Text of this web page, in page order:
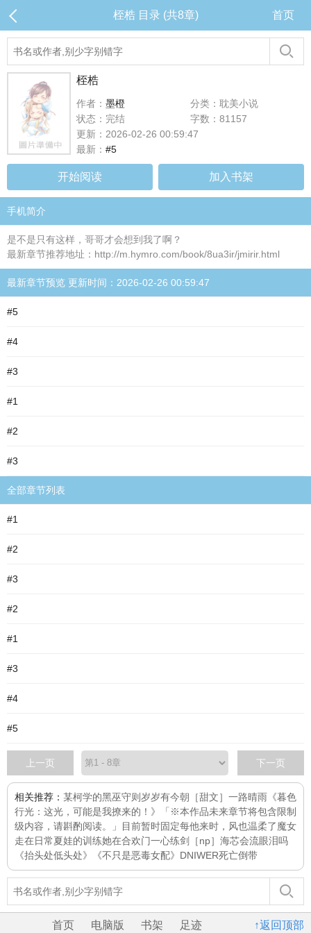
桎梏 目录 (共8章) 首页
桎梏
作者： 墨橙
分类：耽美小说
状态：完结
字数：81157
更新：2026-02-26 00:59:47
最新： #5
开始阅读 加入书架
手机简介
是不是只有这样，哥哥才会想到我了啊？
最新章节推荐地址：http://m.hymro.com/book/8ua3ir/jmirir.html
最新章节预览 更新时间：2026-02-26 00:59:47
#5
#4
#3
#1
#2
#3
全部章节列表
#1
#2
#3
#2
#1
#3
#4
#5
上一页 下一页
相关推荐： 某柯学的黑巫守则岁岁有今朝［甜文］ 一路晴雨 《暮色
行光：这光，可能是我撩来的！》「※本作品未来章节将包含限制
级内容，请斟酌阅读。」目前暂时固定每他来时，风也温柔了魔女
走在日常夏娃的训练她在合欢门一心练剑［np］ 海芯会流眼泪吗
《抬头处低头处》
《不只是恶毒女配》 DNIWER死亡倒带
↑返回顶部
首页 电脑版 书架 足迹